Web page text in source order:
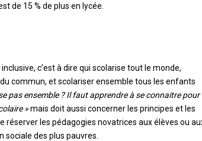
de 15 % de plus en lycée.
c’est à dire qui scolarise tout le monde,
commun, et scolariser ensemble tous les enfants
pas ensemble ? Il faut apprendre à se connaitre pour
»mais doit aussi concerner les principes et les
réserver les pédagogies novatrices aux élèves ou
des plus pauvres.